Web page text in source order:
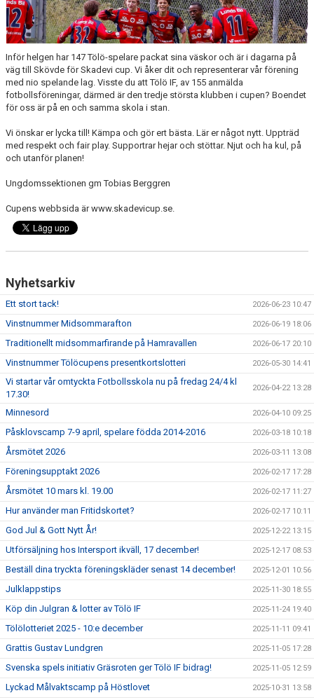
TÖLÖFONDEN
KIOSKEN
EVENEMANG
SPONSORER / SAMARBETSPARTNER
ÖVRIGT
DOKUMENT
Inför helgen har 147 Tölö-spelare packat sina väskor och är i dagarna på
väg till Skövde för Skadevi cup. Vi åker dit och representerar vår förening
med nio spelande lag. Visste du att Tölö IF, av 155 anmälda
fotbollsföreningar, därmed är den tredje största klubben i cupen? Boendet
för oss är på en och samma skola i stan.
Vi önskar er lycka till! Kämpa och gör ert bästa. Lär er något nytt. Uppträd
med respekt och fair play. Supportrar hejar och stöttar. Njut och ha kul, på
och utanför planen!
Ungdomssektionen gm Tobias Berggren
Cupens webbsida är www.skadevicup.se.
Nyhetsarkiv
Ett stort tack! 2026-06-23 10:47
Vinstnummer Midsommarafton 2026-06-19 18:06
Traditionellt midsommarfirande på Hamravallen 2026-06-17 20:10
Vinstnummer Tölöcupens presentkortslotteri 2026-05-30 14:41
Vi startar vår omtyckta Fotbollsskola nu på fredag 24/4 kl
17.30!
2026-04-22 13:28
Minnesord 2026-04-10 09:25
Påsklovscamp 7-9 april, spelare födda 2014-2016 2026-03-18 10:18
Årsmötet 2026 2026-03-11 13:08
Föreningsupptakt 2026 2026-02-17 17:28
Årsmötet 10 mars kl. 19.00 2026-02-17 11:27
Hur använder man Fritidskortet? 2026-02-17 10:11
God Jul & Gott Nytt År! 2025-12-22 13:15
Utförsäljning hos Intersport ikväll, 17 december! 2025-12-17 08:53
Beställ dina tryckta föreningskläder senast 14 december! 2025-12-01 10:56
Julklappstips 2025-11-30 18:55
Köp din Julgran & lotter av Tölö IF 2025-11-24 19:40
Tölölotteriet 2025 - 10:e december 2025-11-11 09:41
Grattis Gustav Lundgren 2025-11-05 17:28
Svenska spels initiativ Gräsroten ger Tölö IF bidrag! 2025-11-05 12:59
Lyckad Målvaktscamp på Höstlovet 2025-10-31 13:58